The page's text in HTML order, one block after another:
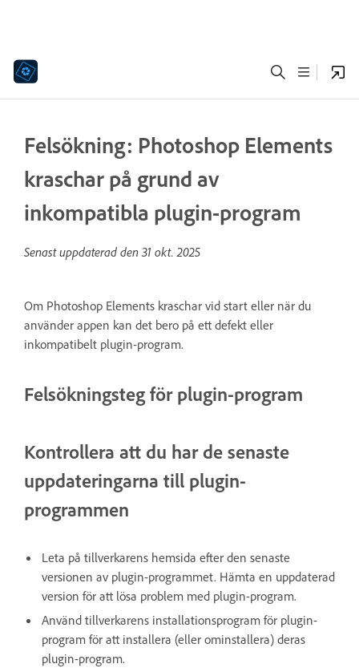
Felsökning: Photoshop Elements
kraschar på grund av
inkompatibla plugin-program
Senast uppdaterad den 31 okt. 2025
Om Photoshop Elements kraschar vid start eller när du
använder appen kan det bero på ett defekt eller
inkompatibelt plugin-program.
Felsökningsteg för plugin-program
Kontrollera att du har de senaste
uppdateringarna till plugin-
programmen
Leta på tillverkarens hemsida efter den senaste
versionen av plugin-programmet. Hämta en uppdaterad
version för att lösa problem med plugin-program.
Använd tillverkarens installationsprogram för plugin-
program för att installera (eller ominstallera) deras
plugin-program.